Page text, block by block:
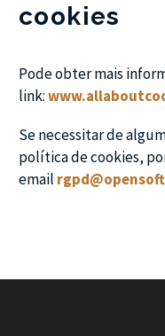
cookies
Pode obter mais
link:
Se necessitar de
política de cookies,
email